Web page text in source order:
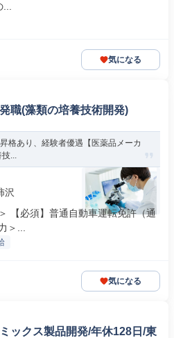
気になる
職(藻類の培養技術開発)
格あり、経験者優遇【医薬品メーカ
...
沢
【必須】普通自動車運転免許（通
＞...
気になる
ックス製品開発/年休128日/東